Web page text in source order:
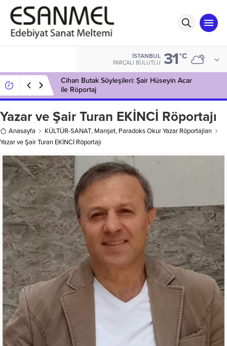
İSTANBUL
PARÇALI BULUTLU 31°C
Cihan Butak Söyleşileri: Şair Hüseyin Acar
ile Röportaj
Yazar ve Şair Turan EKİNCİ Röportajı
Anasayfa KÜLTÜR-SANAT, Manşet, Paradoks Okur Yazar Röportajları
Yazar ve Şair Turan EKİNCİ Röportajı